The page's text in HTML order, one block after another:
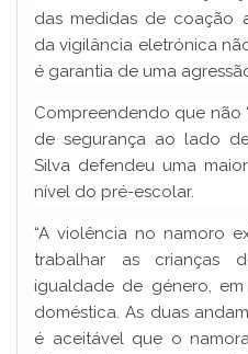
das medidas de coação
da vigilância eletrónica
é garantia de uma
Compreendendo que não
de segurança ao lado
Silva defendeu uma
nível do pré-escolar.
“A violência no namoro
trabalhar as crianças
igualdade de género,
doméstica. As duas
é aceitável que o